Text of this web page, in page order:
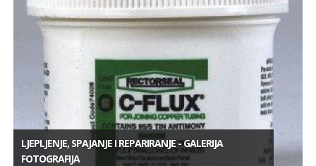
LJEPLJENJE, SPAJANJE I REPARIRANJE - GALERIJA
FOTOGRAFIJA